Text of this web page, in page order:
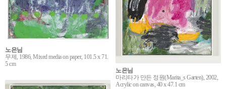
노은님
무제, 1986, Mixed media on paper, 101.5 x 71.
5 cm
노은님
마리타가 만든 정원(Marita_s Garten), 2002,
Acrylic on canvas, 40 x 47.1 cm